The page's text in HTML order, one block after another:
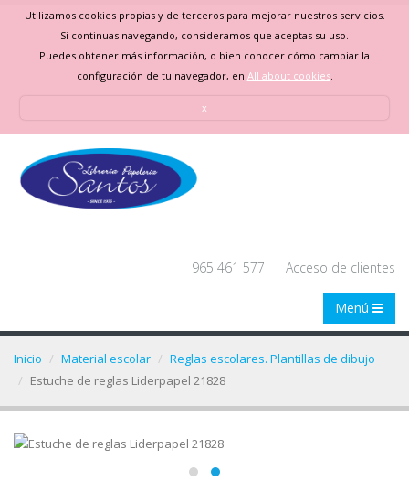
Utilizamos cookies propias y de terceros para mejorar nuestros servicios.
Si continuas navegando, consideramos que aceptas su uso.
Puedes obtener más información, o bien conocer cómo cambiar la
configuración de tu navegador, en All about cookies.
x
965 461 577 Acceso de clientes
Menú
Inicio Material escolar
Reglas escolares. Plantillas de dibujo
Estuche de reglas Liderpapel 21828